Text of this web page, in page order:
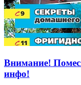
Внимание!
инфо!